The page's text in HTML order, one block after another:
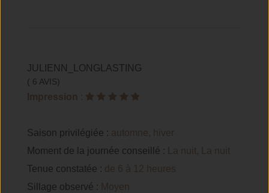
JULIENN_LONGLASTING
( 6 AVIS)
Impression :
Saison privilégiée : automne, hiver
Moment de la journée conseillé :
La nuit, La nuit
Tenue constatée : de 6 à 12 heures
Sillage observé : Moyen